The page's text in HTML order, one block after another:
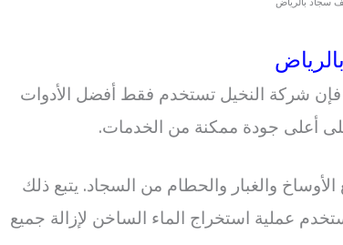
فإن شركة النخيل تستخدم فقط أفضل الأدوات
أعلى جودة ممكنة من الخدمات.
والغبار والحطام من السجاد. يتبع ذلك
عملية استخراج الماء الساخن لإزالة جميع